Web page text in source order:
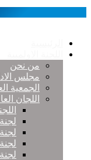
من نحن
مجلس
الجمعية
اللجان